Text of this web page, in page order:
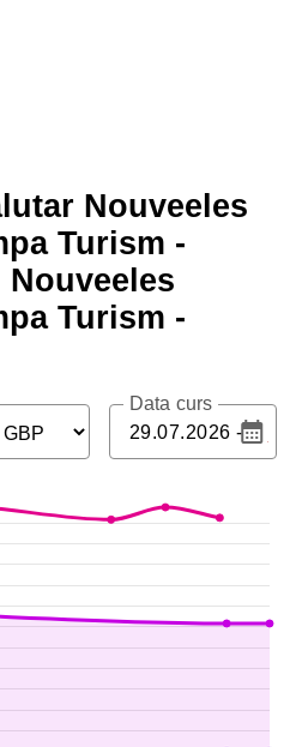
Nouveeles
Turism -
Nouveeles
Turism -
Data curs